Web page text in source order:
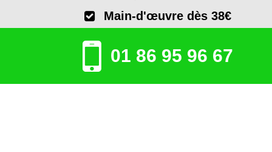
Main-d'œuvre dès 38€
01 86 95 96 67